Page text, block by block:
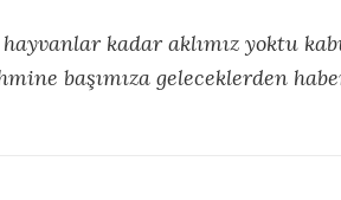
kadar aklımız yoktu
başımıza geleceklerden